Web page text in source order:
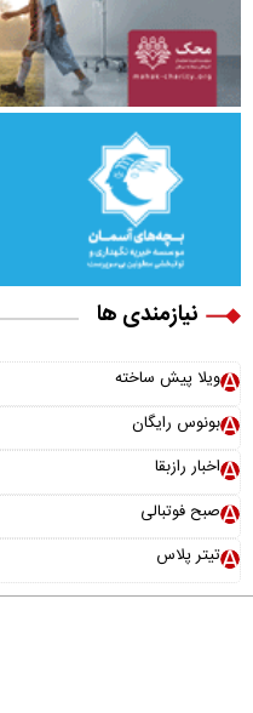
نیازمندی ها
ویلا پیش ساخته
بونوس رایگان
اخبار رازبقا
صبح فوتبالی
تیتر پلاس